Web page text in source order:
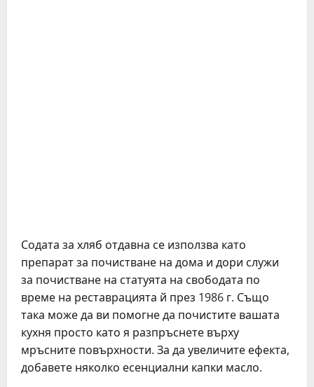
Содата за хляб отдавна се използва като
препарат за почистване на дома и дори служи
за почистване на статуята на свободата по
време на реставрацията й през 1986 г. Също
така може да ви помогне да почистите вашата
кухня просто като я разпръснете върху
мръсните повърхности. За да увеличите ефекта,
добавете няколко есенциални капки масло.